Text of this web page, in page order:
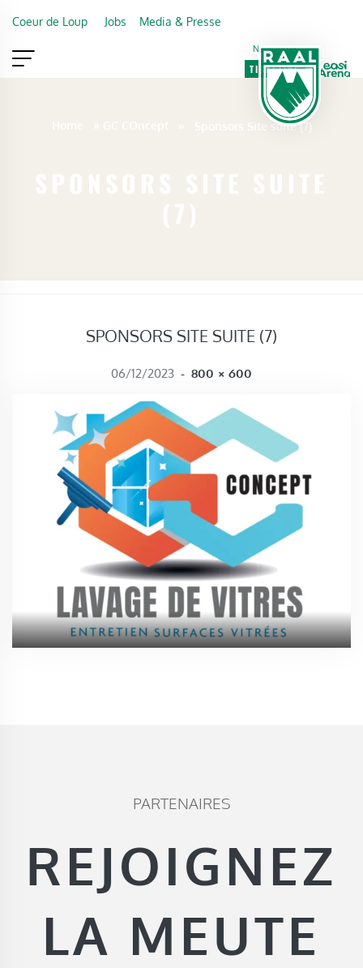
Coeur de Loup Jobs Media & Presse
Newsletter
TICKETING
VIP
FAN SHOP
Sponsors Site suite (7)
SPONSORS SITE SUITE (7)
06/12/2023 - FULL SIZE
800 × 600
PARTENAIRES
REJOIGNEZ
LA MEUTE